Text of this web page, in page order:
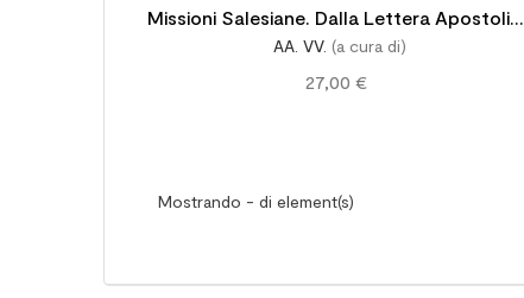
Missioni Salesiane. Dalla Lettera Apostolica
Maximum Illud (1919) al Decreto Conciliare
Ad Gentes (1965)
AA. VV. (a cura di)
27,00 €
Mostrando - di element(s)